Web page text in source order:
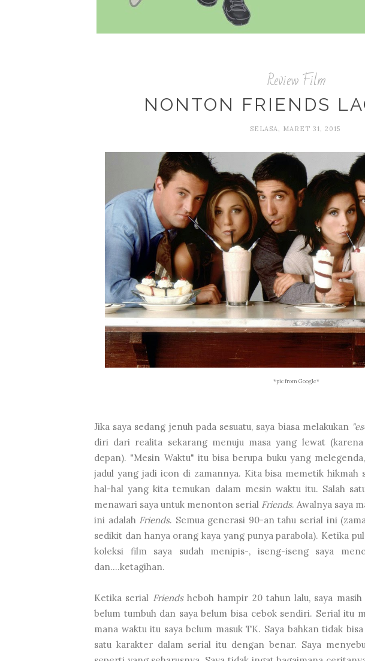
Review Film
NONTON FRIENDS
SELASA, MARET 31, 2015
*pic from Google*
Jika saya sedang jenuh pada sesuatu, saya biasa melakukan
diri dari realita sekarang menuju masa yang lewat
depan). "Mesin Waktu" itu bisa berupa buku yang
jadul yang jadi icon di zamannya. Kita bisa memetik hikmah
hal-hal yang kita temukan dalam mesin waktu itu. Salah
menawari saya untuk menonton serial Friends. Awalnya saya
ini adalah Friends. Semua generasi 90-an tahu serial ini
sedikit dan hanya orang kaya yang punya parabola). Ketika
koleksi film saya sudah menipis-, iseng-iseng saya
dan....ketagihan.
Ketika serial Friendsheboh hampir 20 tahun lalu, saya masih
belum tumbuh dan saya belum bisa cebok sendiri. Serial itu
mana waktu itu saya belum masuk TK. Saya bahkan tidak
satu karakter dalam serial itu dengan benar. Saya